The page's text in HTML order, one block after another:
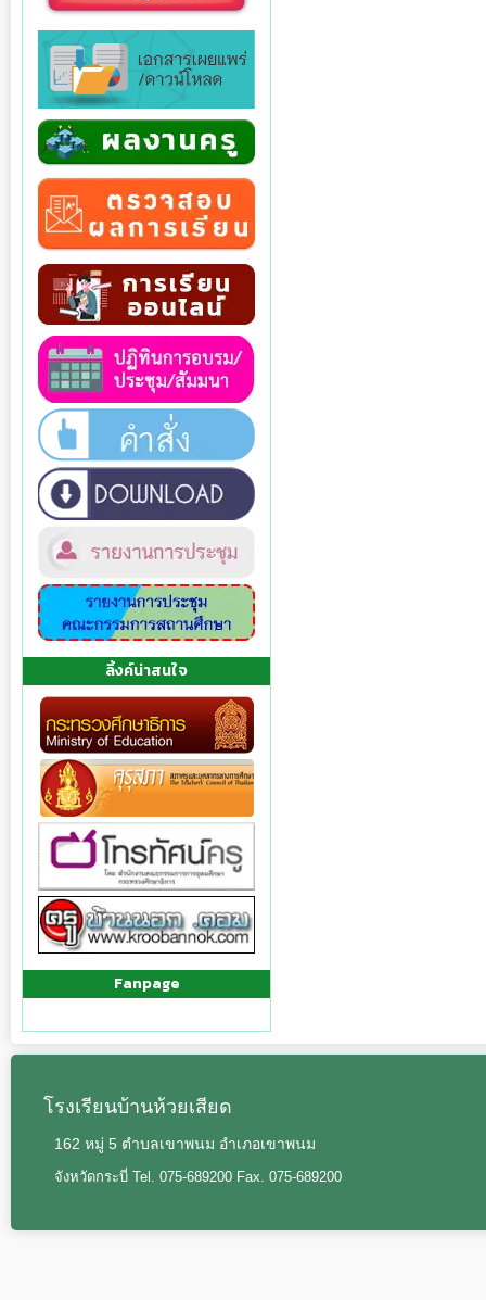
ลิ้งค์น่าสนใจ
Fanpage
โรงเรียนบ้านห้วยเสียด
162 หมู่ 5 ตำบลเขาพนม อำเภอเขาพนม
จังหวัดกระบี่ Tel. 075-689200 Fax. 075-689200